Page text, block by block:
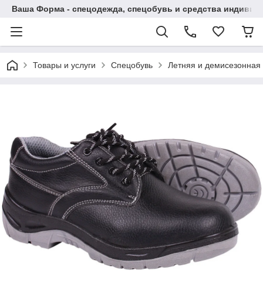
Ваша Форма - спецодежда, спецобувь и средства
Товары и услуги Спецобувь Летняя и демисезонная